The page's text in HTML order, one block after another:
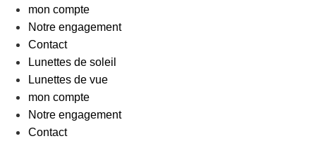
mon compte
Notre engagement
Contact
Lunettes de soleil
Lunettes de vue
mon compte
Notre engagement
Contact